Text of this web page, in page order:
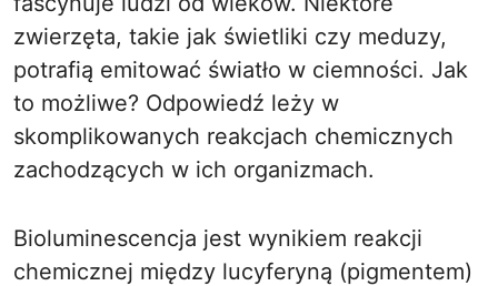
zwierzęta, takie jak świetliki czy meduzy,
potrafią emitować światło w ciemności. Jak
to możliwe? Odpowiedź leży w
skomplikowanych reakcjach chemicznych
zachodzących w ich organizmach.
Bioluminescencja jest wynikiem reakcji
chemicznej między lucyferyną (pigmentem)